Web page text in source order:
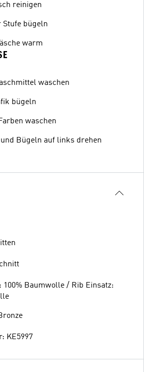
reinigen
bügeln
warm
waschen
bügeln
waschen
Bügeln auf links drehen
100% Baumwolle / Rib Einsatz:
KE5997